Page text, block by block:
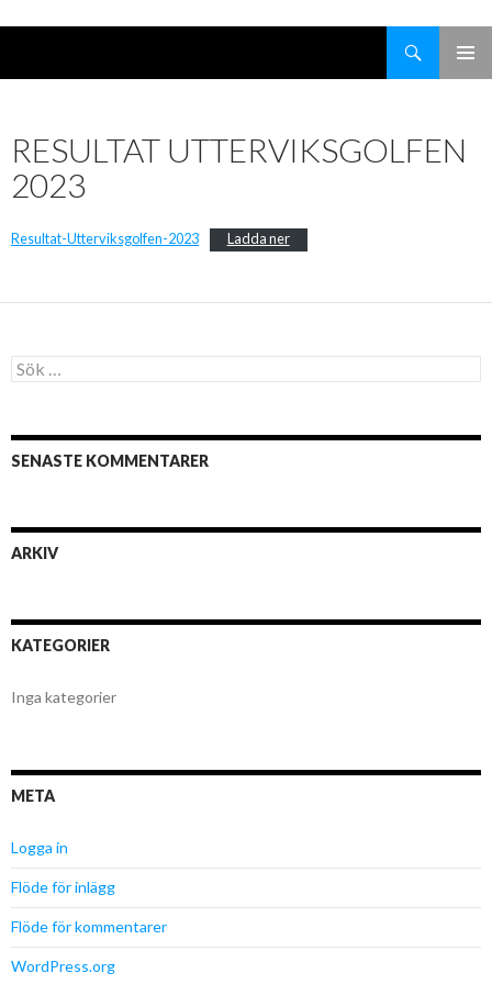
RESULTAT UTTERVIKSGOLFEN
2023
Resultat-Utterviksgolfen-2023 Ladda ner
Sök
efter:
SENASTE KOMMENTARER
ARKIV
KATEGORIER
Inga kategorier
META
Logga in
Flöde för inlägg
Flöde för kommentarer
WordPress.org